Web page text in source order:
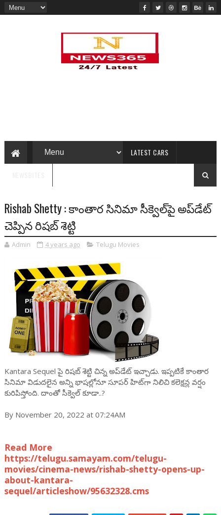
LATEST CARS
Rishab Shetty : కాంతార సినిమా సీక్వెల్‌‌పై అప్‌డేట్
చెప్పిన రిషబ్ శెట్టి
Admin 4 years ago Telugu Movies
Kantara Sequel పై రిషబ్ శెట్టి చిన్న అప్‌డేట్ ఇచ్చాడు. ఇప్పటికే కాంతార
సినిమా విడుదలైన అన్ని భాషల్లోనూ సూపర్ హిట్‌గా నిలిచి కలెక్షన్ల వర్షం
కురిపిస్తోంది. దాంతో సీక్వెల్ కూడా..?
By November 20, 2022 at 07:24AM
Read More
https://telugu.samayam.com/telugu-
movies/cinema-news/rishab-shetty-opens-up-
about-kantara-
sequel/articleshow/95632328.cms